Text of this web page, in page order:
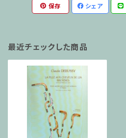
保存 シェア
最近チェックした商品